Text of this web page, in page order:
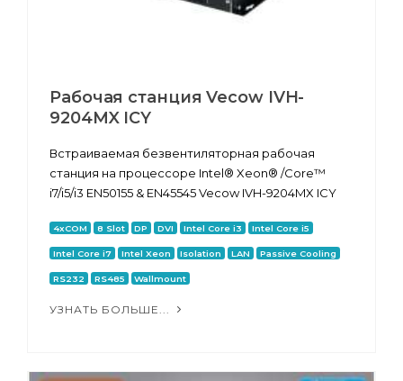
Рабочая станция Vecow IVH-
9204MX ICY
Встраиваемая безвентиляторная рабочая
станция на процессоре Intel® Xeon® /Core™
i7/i5/i3 EN50155 & EN45545 Vecow IVH-9204MX ICY
4xCOM 8 Slot DP DVI Intel Core i3 Intel Core i5
Intel Core i7 Intel Xeon Isolation LAN Passive Cooling
RS232 RS485 Wallmount
УЗНАТЬ БОЛЬШЕ...